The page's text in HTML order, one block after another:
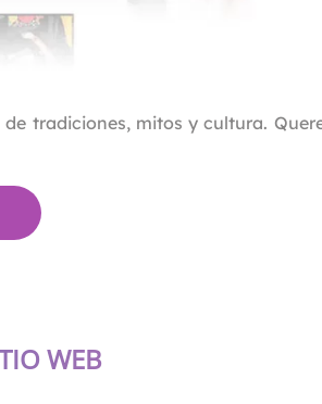
tradiciones, mitos y cultura.
WEB